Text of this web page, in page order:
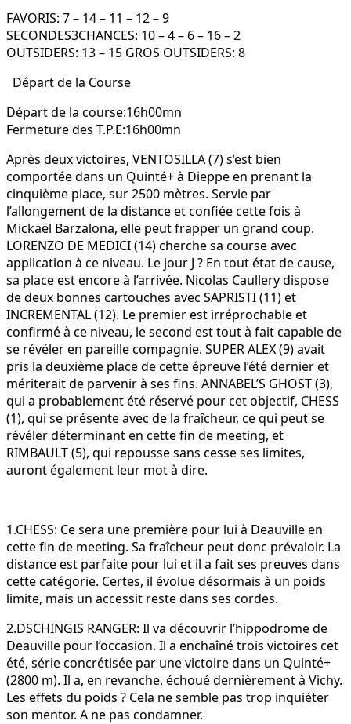
FAVORIS: 7 – 14 – 11 – 12 – 9
SECONDES3CHANCES: 10 – 4 – 6 – 16 – 2
OUTSIDERS: 13 – 15 GROS OUTSIDERS: 8
Départ de la Course
Départ de la course:16h00mn
Fermeture des T.P.E:16h00mn
Après deux victoires, VENTOSILLA (7) s’est bien
comportée dans un Quinté+ à Dieppe en prenant la
cinquième place, sur 2500 mètres. Servie par
l’allongement de la distance et confiée cette fois à
Mickaël Barzalona, elle peut frapper un grand coup.
LORENZO DE MEDICI (14) cherche sa course avec
application à ce niveau. Le jour J ? En tout état de cause,
sa place est encore à l’arrivée. Nicolas Caullery dispose
de deux bonnes cartouches avec SAPRISTI (11) et
INCREMENTAL (12). Le premier est irréprochable et
confirmé à ce niveau, le second est tout à fait capable de
se révéler en pareille compagnie. SUPER ALEX (9) avait
pris la deuxième place de cette épreuve l’été dernier et
mériterait de parvenir à ses fins. ANNABEL’S GHOST (3),
qui a probablement été réservé pour cet objectif, CHESS
(1), qui se présente avec de la fraîcheur, ce qui peut se
révéler déterminant en cette fin de meeting, et
RIMBAULT (5), qui repousse sans cesse ses limites,
auront également leur mot à dire.
1.CHESS: Ce sera une première pour lui à Deauville en
cette fin de meeting. Sa fraîcheur peut donc prévaloir. La
distance est parfaite pour lui et il a fait ses preuves dans
cette catégorie. Certes, il évolue désormais à un poids
limite, mais un accessit reste dans ses cordes.
2.DSCHINGIS RANGER: Il va découvrir l’hippodrome de
Deauville pour l’occasion. Il a enchaîné trois victoires cet
été, série concrétisée par une victoire dans un Quinté+
(2800 m). Il a, en revanche, échoué dernièrement à Vichy.
Les effets du poids ? Cela ne semble pas trop inquiéter
son mentor. A ne pas condamner.